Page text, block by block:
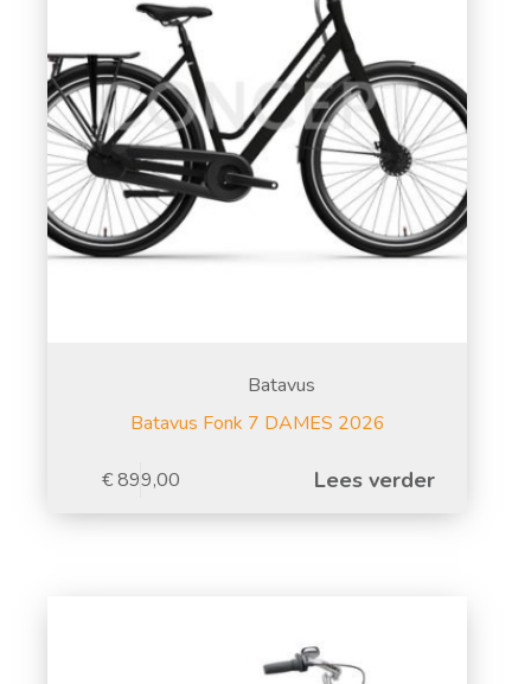
Batavus
Batavus Fonk 7 DAMES 2026
€899,00 Lees verder